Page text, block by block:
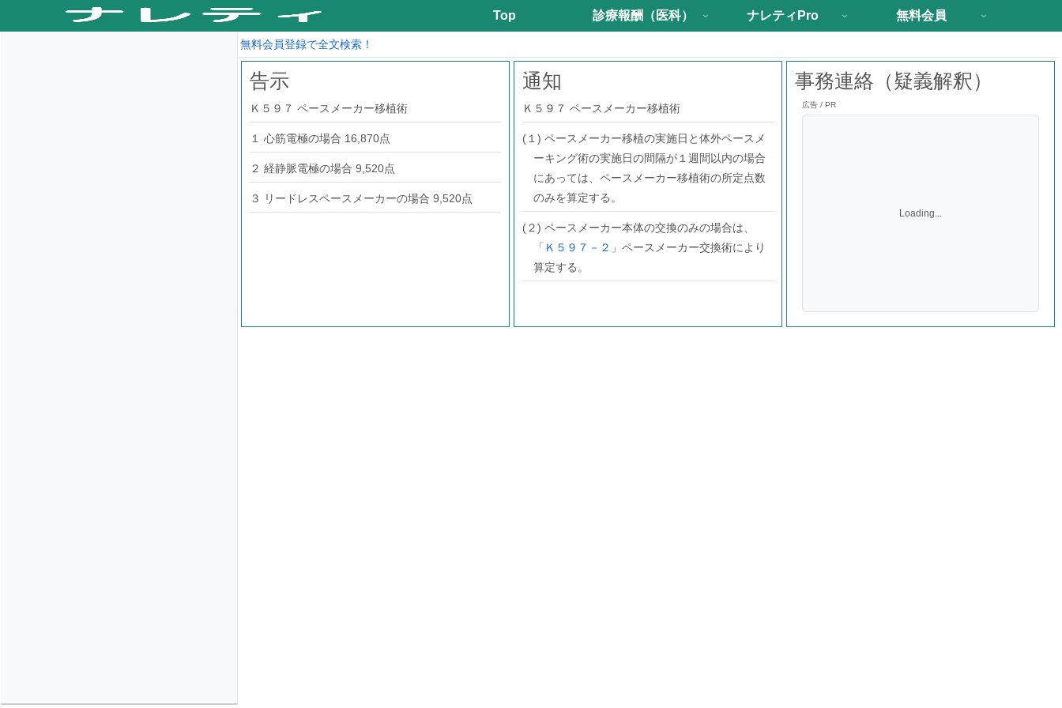
Top 診療報酬（医科） ナレティPro 無料会員
無料会員登録で全文検索！
告示
Ｋ５９７ ペースメーカー移植術
１ 心筋電極の場合 16,870点
２ 経静脈電極の場合 9,520点
３ リードレスペースメーカーの場合 9,520点
通知
Ｋ５９７ ペースメーカー移植術
(１) ペースメーカー移植の実施日と体外ペースメ
ーキング術の実施日の間隔が１週間以内の場合
にあっては、ペースメーカー移植術の所定点数
のみを算定する。
(２) ペースメーカー本体の交換のみの場合は、
「 Ｋ５９７－２ 」ペースメーカー交換術により
算定する。
事務連絡（疑義解釈）
広告 / PR
Loading...